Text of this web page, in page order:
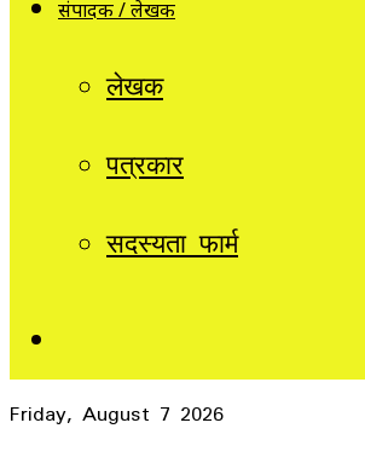
संपादक / लेखक
लेखक
पत्रकार
सदस्यता फार्म
Friday, August 7 2026